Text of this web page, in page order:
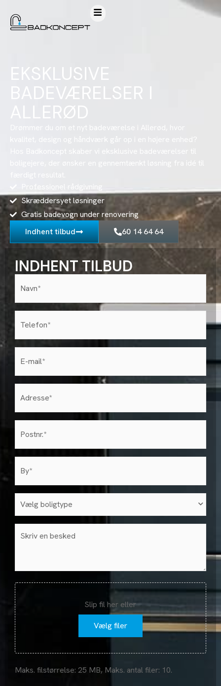
EKSKLUSIVE
BADEVÆRELSER I
ALLERØD
Drømmer du om et nyt badeværelse i Allerød, hvor
kvalitet, design og håndværk går op i en højere enhed?
Hos Badkoncept skaber vi eksklusive badeværelser til
boligejere, der ønsker en gennemtænkt løsning fra idé til
Professionel rådgivning
Skræddersyet løsninger
Gratis badevogn under renovering
Indhent tilbud
60 14 64 64
INDHENT TILBUD
Navn*
(Påkrævet)
Telefon
(Påkrævet)
E-
mail
(Påkrævet)
Adresse
(Påkrævet)
postnr
(Påkrævet)
by
(Påkrævet)
Vælg
boligtype
Besked
Fil
Slip fil her eller
Vælg filer
Maks. filstørrelse: 25 MB, Maks. antal filer: 10.